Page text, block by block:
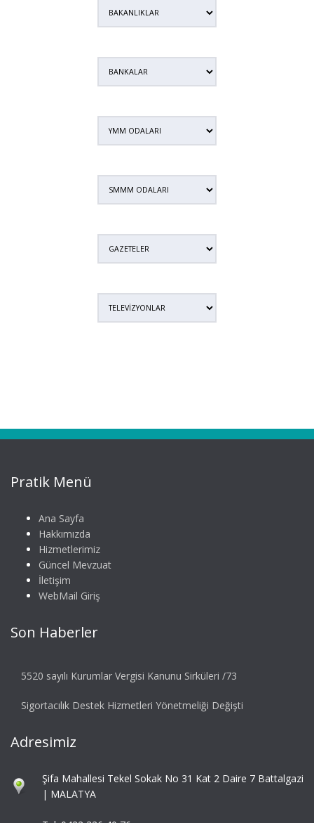
Pratik Menü
Ana Sayfa
Hakkımızda
Hizmetlerimiz
Güncel Mevzuat
İletişim
WebMail Giriş
Son Haberler
5520 sayılı Kurumlar Vergisi Kanunu Sirküleri /73
Sigortacılık Destek Hizmetleri Yönetmeliği Değişti
Adresimiz
Şifa Mahallesi Tekel Sokak No 31 Kat 2 Daire 7 Battalgazi
| MALATYA